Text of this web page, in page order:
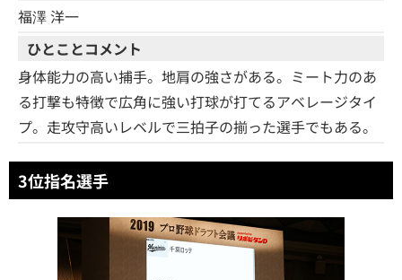
福澤 洋一
ひとことコメント
身体能力の高い捕手。地肩の強さがある。ミート力のあ
る打撃も特徴で広角に強い打球が打てるアベレージタイ
プ。走攻守高いレベルで三拍子の揃った選手でもある。
3位指名選手